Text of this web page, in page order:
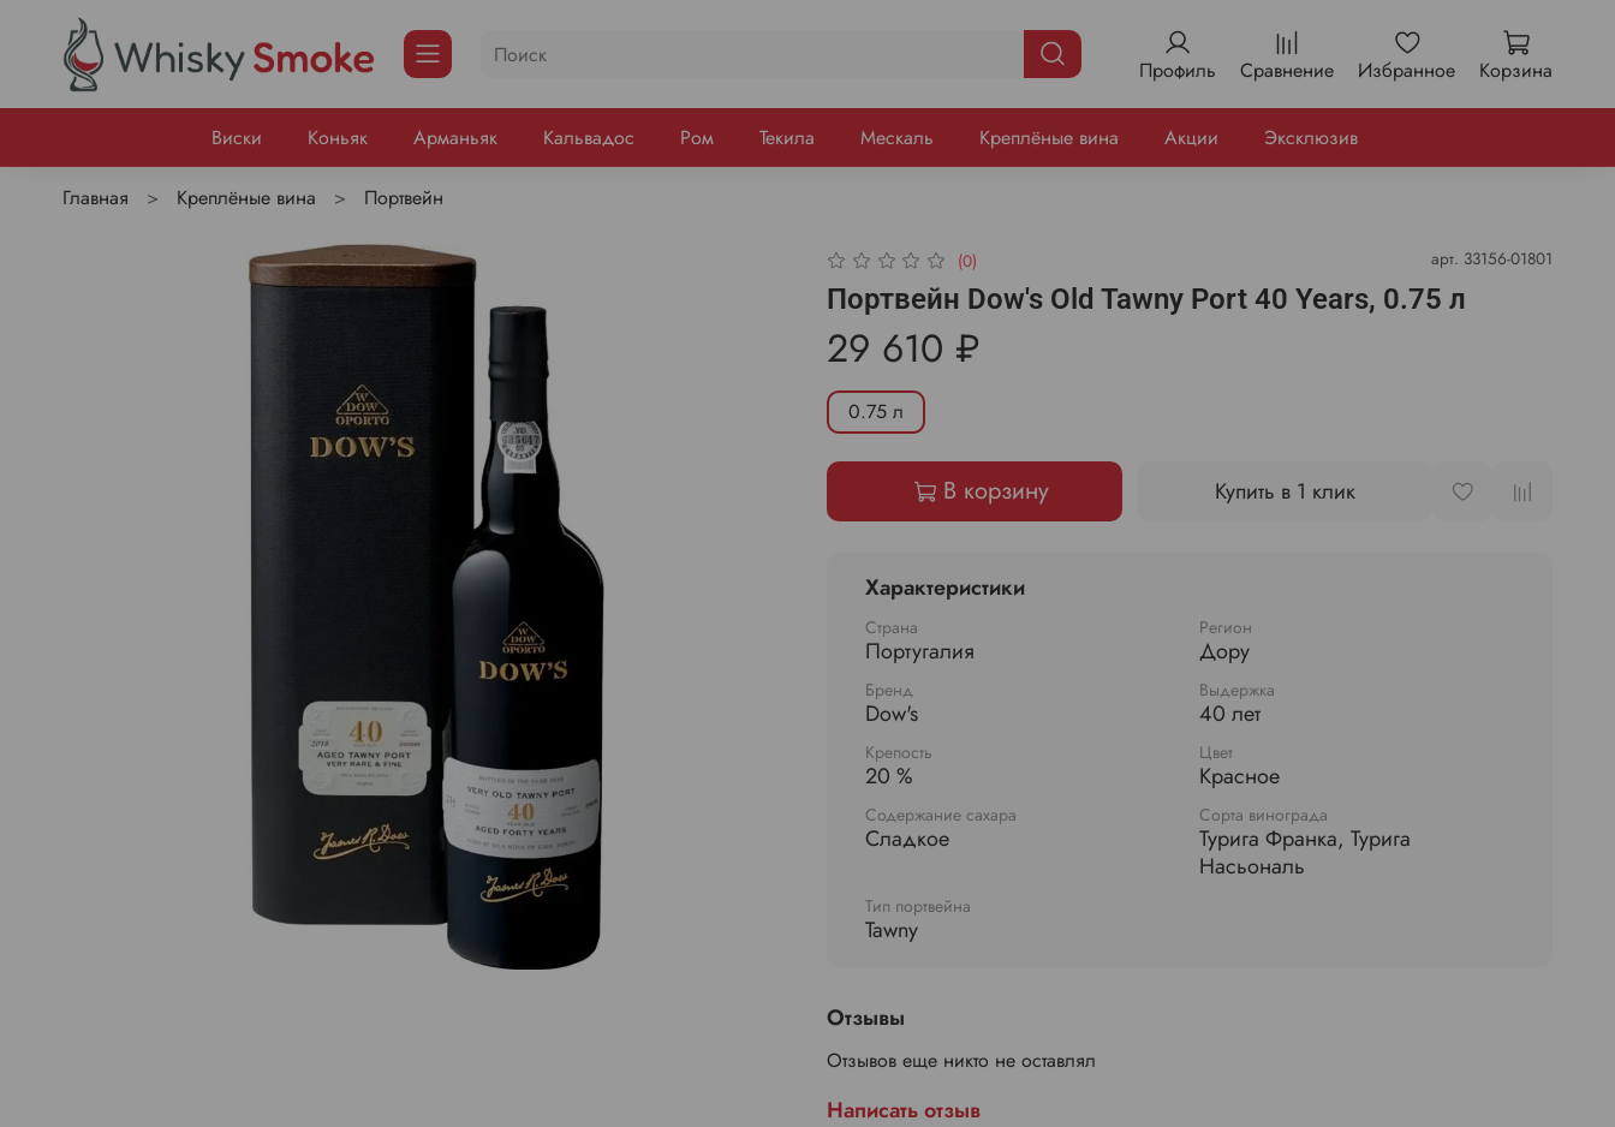
Профиль Сравнение Избранное Корзина
Виски Коньяк Арманьяк Кальвадос Ром Текила Мескаль Креплёные вина Акции Эксклюзив
Главная Креплёные вина Портвейн
(0) арт. 33156-01801
Портвейн Dow's Old Tawny Port 40 Years, 0.75 л
29 610 ₽
0.75 л
В корзину Купить в 1 клик
Характеристики
Страна
Португалия
Регион
Дору
Бренд
Dow's
Выдержка
40 лет
Крепость
20 %
Цвет
Красное
Содержание сахара
Сладкое
Сорта винограда
Турига Франка, Турига
Насьональ
Тип портвейна
Tawny
Отзывы
Отзывов еще никто не оставлял
Написать отзыв